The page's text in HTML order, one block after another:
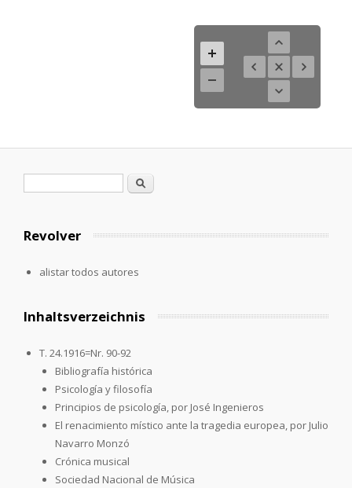
Formulario de búsqueda
Buscar
Revolver
alistar todos autores
Inhaltsverzeichnis
T. 24.1916=Nr. 90-92
Bibliografía histórica
Psicología y filosofía
Principios de psicología, por José Ingenieros
El renacimiento místico ante la tragedia europea, por Julio
Navarro Monzó
Crónica musical
Sociedad Nacional de Música